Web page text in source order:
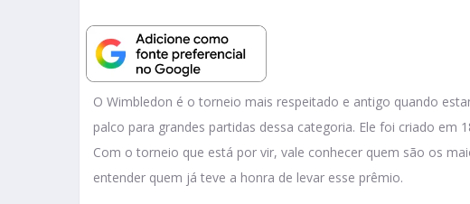
O Wimbledon é o torneio mais respeitado e antigo quando
palco para grandes partidas dessa categoria. Ele foi criado em
Com o torneio que está por vir, vale conhecer quem são os
entender quem já teve a honra de levar esse prêmio.